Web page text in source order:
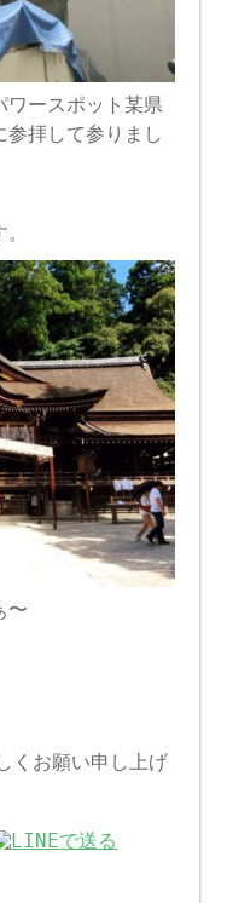
ワースポット某県
参拝して参りまし
〜
お願い申し上げ